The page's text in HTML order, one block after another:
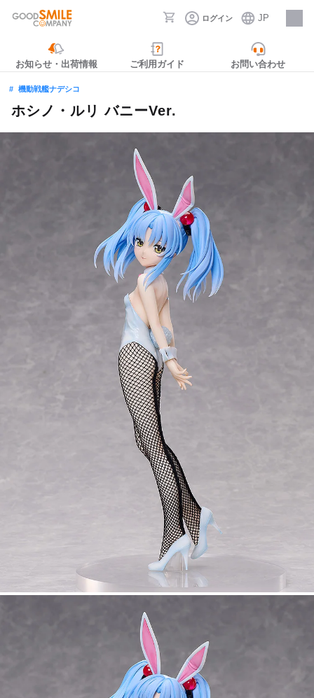
ログイン JP
採用情報
お知らせ・出荷情報 ご利用ガイド お問い合わせ
機動戦艦ナデシコ
ホシノ・ルリ バニーVer.